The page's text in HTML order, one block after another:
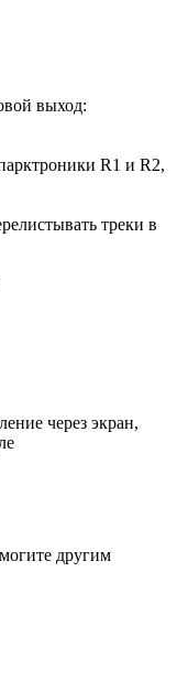
выход:
R1 и R2,
треки в
через экран,
другим